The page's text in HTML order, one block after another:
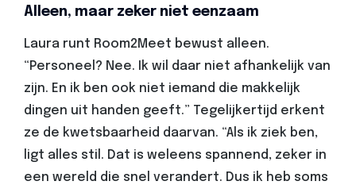
Alleen, maar zeker niet eenzaam
Laura runt Room2Meet bewust alleen.
“Personeel? Nee. Ik wil daar niet afhankelijk van
zijn. En ik ben ook niet iemand die makkelijk
dingen uit handen geeft.” Tegelijkertijd erkent
ze de kwetsbaarheid daarvan. “Als ik ziek ben,
ligt alles stil. Dat is weleens spannend, zeker in
een wereld die snel verandert. Dus ik heb soms